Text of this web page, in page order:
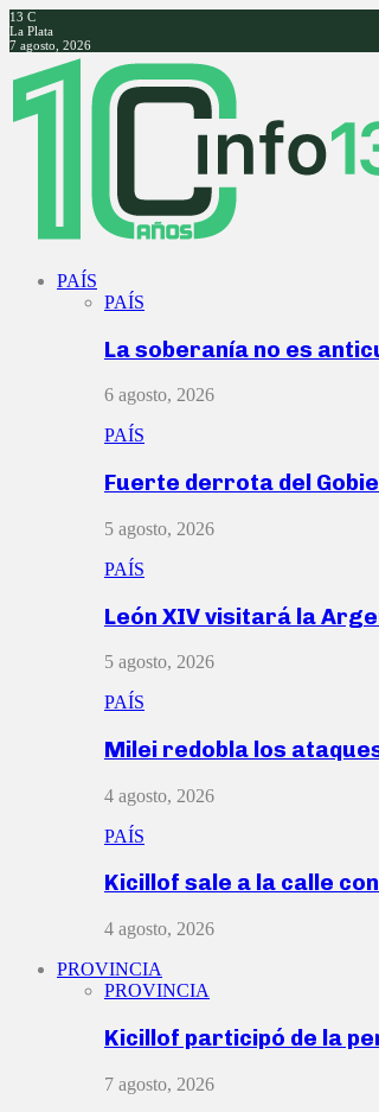
13 C
La Plata
7 agosto, 2026
Facebook
Twitter
Instagram
Youtube
PAÍS
PAÍS
La soberanía no es
6 agosto, 2026
PAÍS
Fuerte derrota del
5 agosto, 2026
PAÍS
León XIV visitará la
5 agosto, 2026
PAÍS
Milei redobla los
4 agosto, 2026
PAÍS
Kicillof sale a la calle
4 agosto, 2026
PROVINCIA
PROVINCIA
Kicillof participó de la
7 agosto, 2026